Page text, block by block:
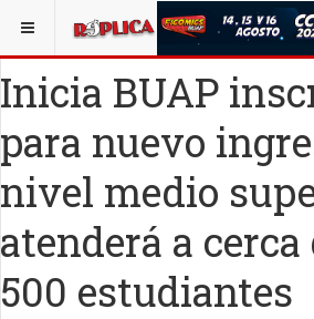
ESTÁ AQUÍ: ARTE
Inicia BUAP
para nuevo
nivel medio
atenderá a cerca
500 estudiantes